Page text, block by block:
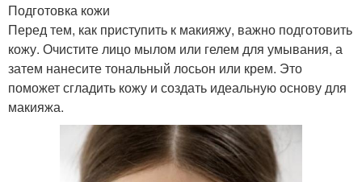
Подготовка кожи
Перед тем, как приступить к макияжу, важно подготовить
кожу. Очистите лицо мылом или гелем для умывания, а
затем нанесите тональный лосьон или крем. Это
поможет сгладить кожу и создать идеальную основу для
макияжа.